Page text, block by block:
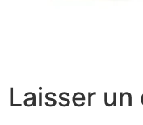
Laisser